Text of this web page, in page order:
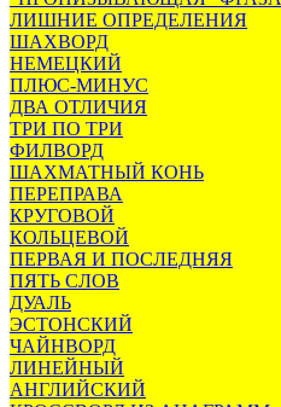
ЛИШНИЕ ОПРЕДЕЛЕНИЯ
ШАХВОРД
НЕМЕЦКИЙ
ПЛЮС-МИНУС
ДВА ОТЛИЧИЯ
ТРИ ПО ТРИ
ФИЛВОРД
ШАХМАТНЫЙ КОНЬ
ПЕРЕПРАВА
КРУГОВОЙ
КОЛЬЦЕВОЙ
ПЕРВАЯ И ПОСЛЕДНЯЯ
ПЯТЬ СЛОВ
ДУАЛЬ
ЭСТОНСКИЙ
ЧАЙНВОРД
ЛИНЕЙНЫЙ
АНГЛИЙСКИЙ